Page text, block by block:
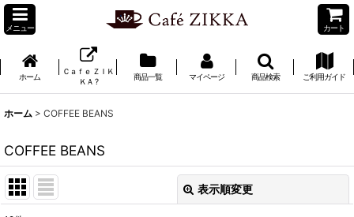
メニュー カート
ホーム
Ｃａｆｅ ＺＩＫ
ＫＡ ?
商品一覧 マイページ 商品検索 ご利用ガイド
ホーム > COFFEE BEANS
COFFEE BEANS
表示順変更